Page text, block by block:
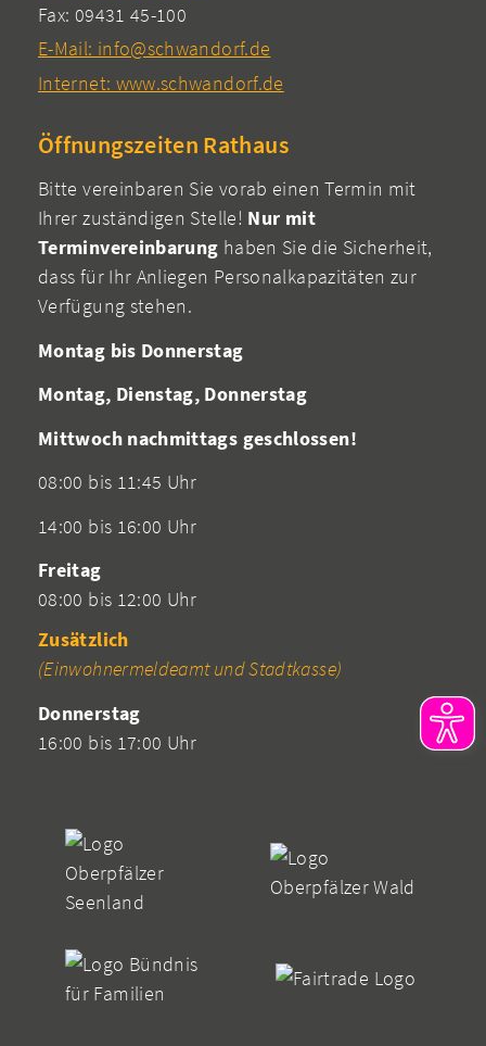
Fax: 09431 45-100
E-Mail: info@schwandorf.de
Internet: www.schwandorf.de
Öffnungszeiten Rathaus
Bitte vereinbaren Sie vorab einen Termin mit
Ihrer zuständigen Stelle! Nur mit
Terminvereinbarung haben Sie die Sicherheit,
dass für Ihr Anliegen Personalkapazitäten zur
Verfügung stehen.
Montag bis Donnerstag
Montag, Dienstag, Donnerstag
Mittwoch nachmittags geschlossen!
08:00 bis 11:45 Uhr
14:00 bis 16:00 Uhr
Freitag
08:00 bis 12:00 Uhr
Zusätzlich
(Einwohnermeldeamt und Stadtkasse)
Donnerstag
16:00 bis 17:00 Uhr